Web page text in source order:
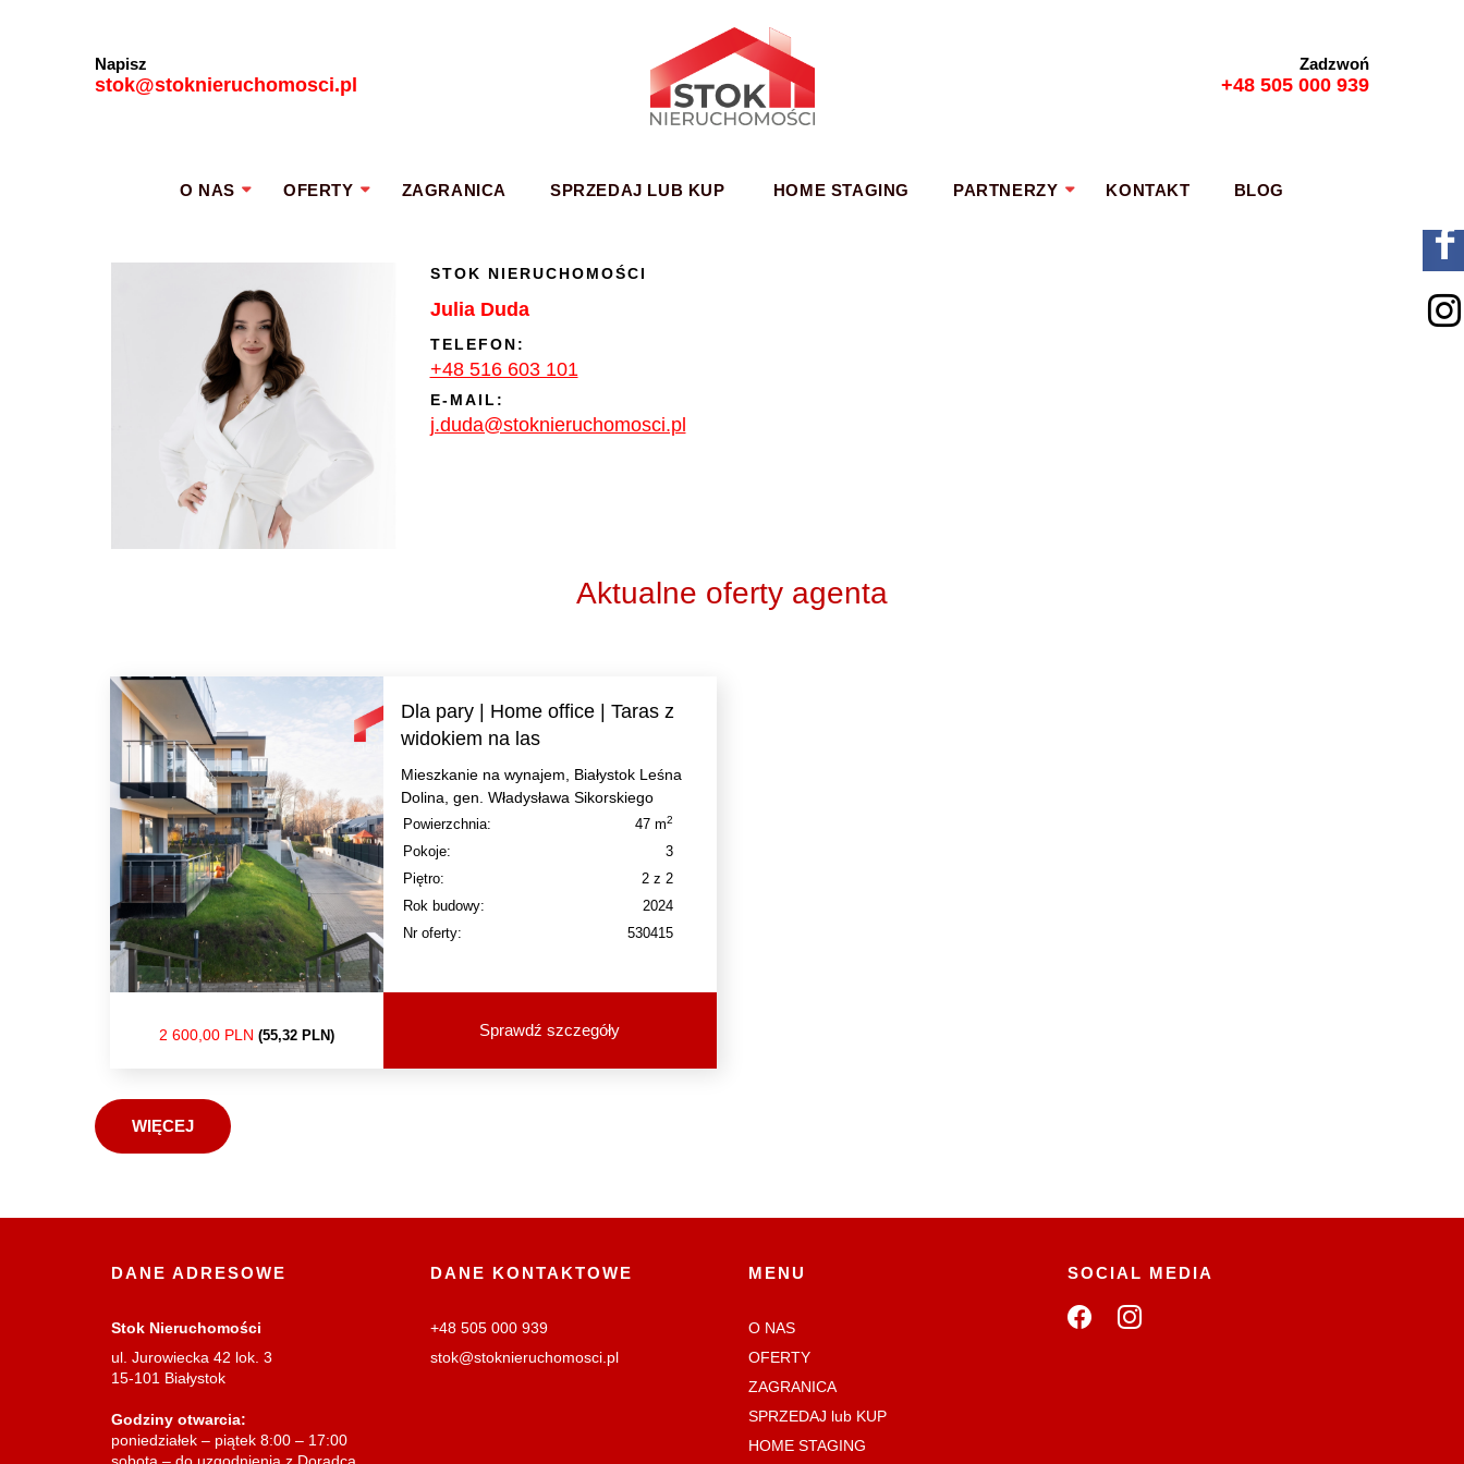
Napisz
stok@stoknieruchomosci.pl
Zadzwoń
+48 505 000 939
O NAS OFERTY ZAGRANICA SPRZEDAJ LUB KUP HOME STAGING PARTNERZY KONTAKT BLOG
STOK NIERUCHOMOŚCI
Julia Duda
TELEFON:
+48 516 603 101
E-MAIL:
j.duda@stoknieruchomosci.pl
Aktualne oferty agenta
Dla pary | Home office | Taras z
widokiem na las
Mieszkanie na wynajem, Białystok Leśna
Dolina, gen. Władysława Sikorskiego
2 600,00 PLN (55,32 PLN)
Powierzchnia: 47 m2
Pokoje:
3
Piętro:
2 z 2
Rok budowy:
2024
Nr oferty:
530415
Sprawdź szczegóły
WIĘCEJ
DANE ADRESOWE
Stok Nieruchomości
ul. Jurowiecka 42 lok. 3
15-101 Białystok
Godziny otwarcia:
poniedziałek – piątek 8:00 – 17:00
DANE KONTAKTOWE
+48 505 000 939
stok@stoknieruchomosci.pl
MENU
O NAS
OFERTY
ZAGRANICA
SPRZEDAJ lub KUP
HOME STAGING
SOCIAL MEDIA